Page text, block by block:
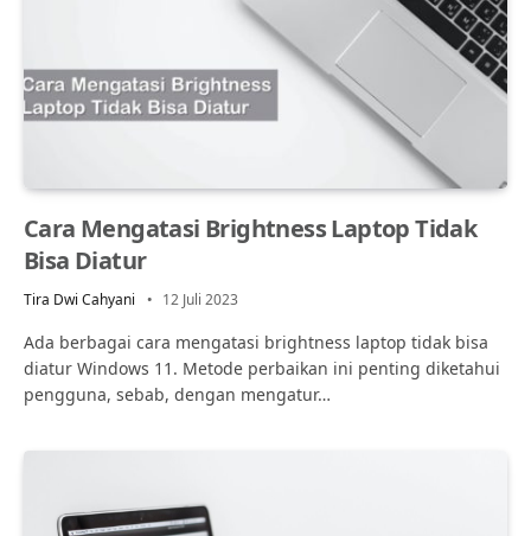
Cara Mengatasi Brightness Laptop Tidak
Bisa Diatur
Tira Dwi Cahyani 12 Juli 2023
Ada berbagai cara mengatasi brightness laptop tidak bisa
diatur Windows 11. Metode perbaikan ini penting diketahui
pengguna, sebab, dengan mengatur…